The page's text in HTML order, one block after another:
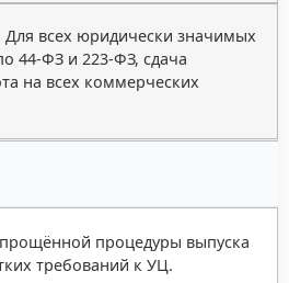
Для всех юридически значимых
44-ФЗ и 223-ФЗ, сдача
на всех коммерческих
процедуры выпуска
требований к УЦ.